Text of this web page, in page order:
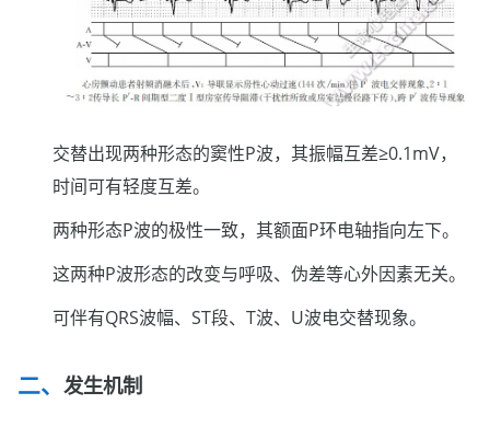
交替出现两种形态的窦性P波，其振幅互差≥0.1mV，
时间可有轻度互差。
两种形态P波的极性一致，其额面P环电轴指向左下。
这两种P波形态的改变与呼吸、伪差等心外因素无关。
可伴有QRS波幅、ST段、T波、U波电交替现象。
发生机制